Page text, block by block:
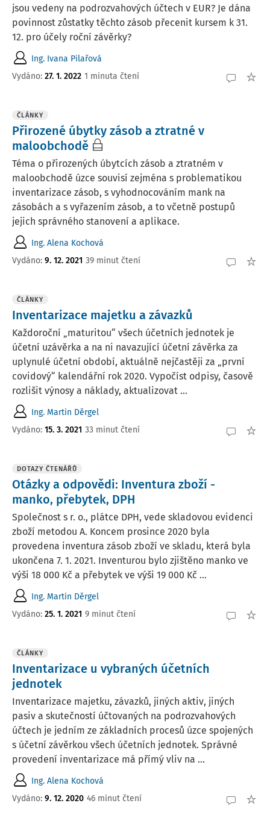
jsou vedeny na podrozvahových účtech v EUR? Je dána
povinnost zůstatky těchto zásob přecenit kursem k 31.
12. pro účely roční závěrky?
Ing. Ivana Pilařová
Vydáno: 27. 1. 2022 1 minuta čtení
ČLÁNKY
Přirozené úbytky zásob a ztratné v
maloobchodě
Téma o přirozených úbytcích zásob a ztratném v
maloobchodě úzce souvisí zejména s problematikou
inventarizace zásob, s vyhodnocováním mank na
zásobách a s vyřazením zásob, a to včetně postupů
jejich správného stanovení a aplikace.
Ing. Alena Kochová
Vydáno: 9. 12. 2021 39 minut čtení
ČLÁNKY
Inventarizace majetku a závazků
Každoroční „maturitou“ všech účetních jednotek je
účetní uzávěrka a na ni navazující účetní závěrka za
uplynulé účetní období, aktuálně nejčastěji za „první
covidový“ kalendářní rok 2020. Vypočíst odpisy, časově
rozlišit výnosy a náklady, aktualizovat ...
Ing. Martin Děrgel
Vydáno: 15. 3. 2021 33 minut čtení
DOTAZY ČTENÁŘŮ
Otázky a odpovědi: Inventura zboží -
manko, přebytek, DPH
Společnost s r. o., plátce DPH, vede skladovou evidenci
zboží metodou A. Koncem prosince 2020 byla
provedena inventura zásob zboží ve skladu, která byla
ukončena 7. 1. 2021. Inventurou bylo zjištěno manko ve
výši 18 000 Kč a přebytek ve výši 19 000 Kč ...
Ing. Martin Děrgel
Vydáno: 25. 1. 2021 9 minut čtení
ČLÁNKY
Inventarizace u vybraných účetních
jednotek
Inventarizace majetku, závazků, jiných aktiv, jiných
pasiv a skutečností účtovaných na podrozvahových
účtech je jedním ze základních procesů úzce spojených
s účetní závěrkou všech účetních jednotek. Správné
provedení inventarizace má přímý vliv na ...
Ing. Alena Kochová
Vydáno: 9. 12. 2020 46 minut čtení